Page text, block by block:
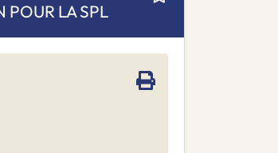
POUR LA SPL